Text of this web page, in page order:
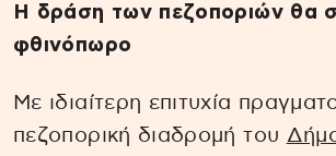
Η δράση των πεζοποριών θα
φθινόπωρο
Με ιδιαίτερη επιτυχία
πεζοπορική διαδρομή του